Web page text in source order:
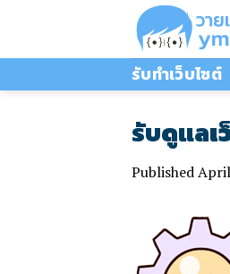
content
รับทำเว็บไซต์
รับดูแลเ
Published